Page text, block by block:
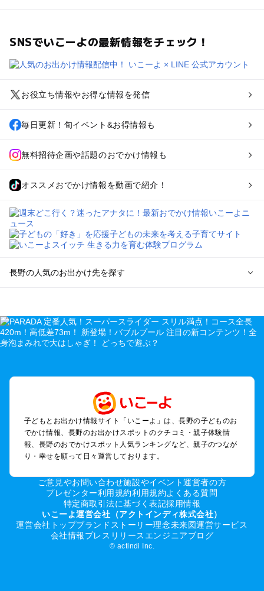
SNSでいこーよの最新情報をチェック！
お役立ち情報やお得な情報を発信
毎日更新！旬イベント&お得情報も
無料招待企画や話題のおでかけ情報も
オススメおでかけ情報を動画で紹介！
長野の人気のお出かけ先を探す
を探す
軽井沢・万座・嬬恋・北軽井沢のプールお出かけ
松本・上高地・諏訪・乗鞍・美ヶ原のプールお出かけ
伊那・駒ヶ根・飯田・昼神（伊那路）のプールお出かけ
蓼科・白樺湖・車山・女神湖・姫木平のプールお出かけ
安曇野・大町のプールお出かけ
白馬・小谷のプールお出かけ
八ヶ岳・野辺山・富士見・原村・小海線沿線のプールお出かけ
木曽路・木曽周辺のプールお出かけ
飯山・斑尾・信濃町・黒姫のプールお出かけ
千曲・戸倉上山田のプールお出かけ
須坂・菅平高原・峰の原高原のプールお出かけ
長野の定番お出かけスポット
子どもとお出かけ情報サイト「いこーよ」は、長野の子どものお
でかけ情報、長野のお出かけスポットのクチコミ・親子体験情
報、長野のおでかけスポット人気ランキングなど、親子のつなが
り・幸せを願って日々運営しております。
ご意見やお問い合わせ施設やイベント運営者の方
プレゼンター利用規約利用規約よくある質問
特定商取引法に基づく表記採用情報
いこーよ運営会社（アクトインディ株式会社）
運営会社トップブランドストーリー理念未来図運営サービス
会社情報プレスリリース エンジニアブログ
© actindi Inc.